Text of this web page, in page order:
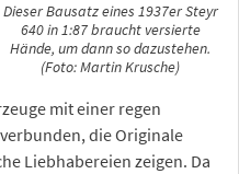
Dieser Bausatz eines 1937er Steyr
640 in 1:87 braucht versierte
Hände, um dann so dazustehen.
(Foto: Martin Krusche)
mit einer regen
die Originale
Liebhabereien zeigen. Da